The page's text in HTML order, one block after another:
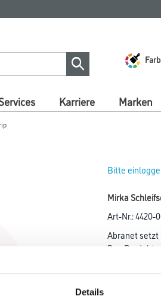
Details
Karriere Marken
Bitte
Mirka
Art-Nr.:4420-
Abranet setzt
Das Produkt
das
zahlreichen
optimale